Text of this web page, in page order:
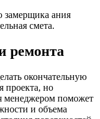
замерщика ания
смета.
ремонта
окончательную
проекта, но
менеджером поможет
и объема